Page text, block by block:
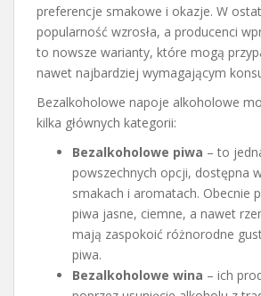
preferencje smakowe i okazje. W
popularność wzrosła, a producenci
to nowsze warianty, które mogą
nawet najbardziej wymagającym
Bezalkoholowe napoje alkoholowe
kilka głównych kategorii:
Bezalkoholowe piwa – to
powszechnych opcji, dostępna
smakach i aromatach. Obecnie
piwa jasne, ciemne, a nawet
mają zaspokoić różnorodne
piwa.
Bezalkoholowe wina – ich